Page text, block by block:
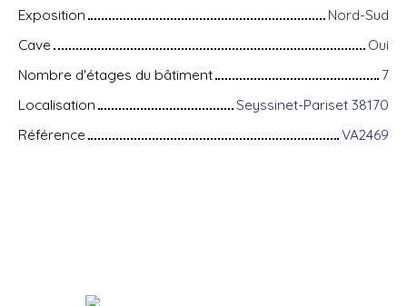
Exposition
Nord-Sud
Cave
Oui
Nombre d'étages du bâtiment
7
Localisation
Seyssinet-Pariset 38170
Référence
VA2469